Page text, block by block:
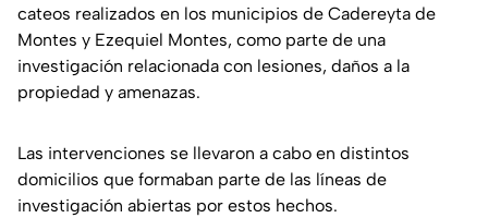
cateos realizados en los municipios de Cadereyta de
Montes y Ezequiel Montes, como parte de una
investigación relacionada con lesiones, daños a la
propiedad y amenazas.
Las intervenciones se llevaron a cabo en distintos
domicilios que formaban parte de las líneas de
investigación abiertas por estos hechos.